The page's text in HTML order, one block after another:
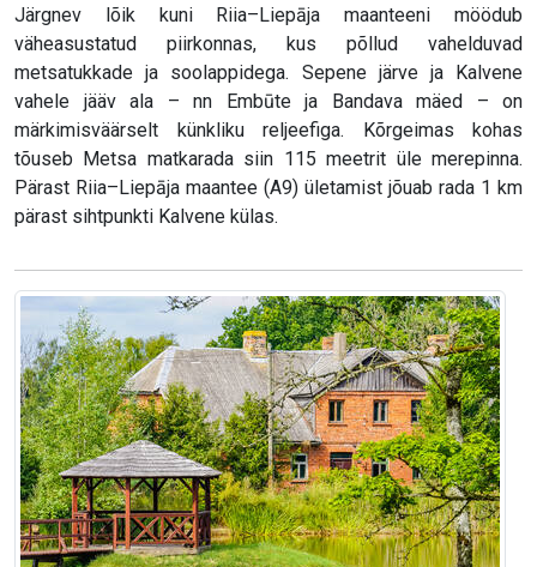
Järgnev lõik kuni Riia–Liepāja maanteeni möödub
väheasustatud piirkonnas, kus põllud vahelduvad
metsatukkade ja soolappidega. Sepene järve ja Kalvene
vahele jääv ala – nn Embūte ja Bandava mäed – on
märkimisväärselt künkliku reljeefiga. Kõrgeimas kohas
tõuseb Metsa matkarada siin 115 meetrit üle merepinna.
Pärast Riia–Liepāja maantee (A9) ületamist jõuab rada 1 km
pärast sihtpunkti Kalvene külas.